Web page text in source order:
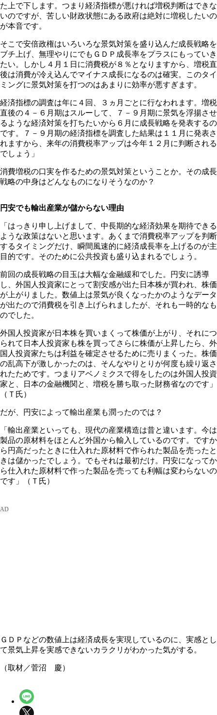
た上で下します。つまり経済指標が悪ければ増税判断はできな
いのですが、苦しい財政状態にある政府は絶対に増税したいの
が本音です。
そこで安倍政権はいろいろな景気対策を盛り込んだ成長戦略を
ブチ上げ、無理やりにでもＧＤＰ成長率をプラスにもっていき
たい。しかし４月１日に消費税が８％となりますから、増税直
後は消費が冷え込んでマイナス成長になるのは確実。このタイ
ミングに景気対策を打つのはあまりに効率が悪すぎます。
経済指標の調査は年に４回、３ヵ月ごとに行なわれます。増税
直後の４－６月期はスルーして、７－９月期に景気を浮揚させ
るような経済対策を打ちたいから６月に成長戦略を発表するの
です。７－９月期の経済指標を調査した結果は１１月に発表さ
れますから、来年の消費税率アップは今年１２月に判断される
でしょう」
消費増税の口実を作るための景気対策ということか。その成長
戦略の中身はどんなものになりそうなのか？
円安でも輸出産業が儲からない理由
「はっきり申し上げまして、中長期的な経済効果を期待できる
ような政策はないと思います。あくまで消費税率アップを判断
するタイミングだけ、瞬間風速的に経済成長率を上げるのが主
目的です。そのために公共投資も盛り込まれるでしょう。
前回の成長戦略の目玉は大幅な金融緩和でした。円安に誘導
し、外国人投資家にとって割安感が出た日本株が買われ、株価
が上がりました。数値上は景気が良くなったかのようなデータ
が出たので消費税を引き上げられましたが、それも一時的なも
のでした。
外国人投資家が日本株を買いまくって株価が上がり、それにつ
られて日本人投資家も株を買ってさらに株価が上昇したら、外
国人投資家たちは利益を確定させるために売りまくった。株価
の乱高下が激しかったのは、そんなやりとりが何度も繰り返さ
れたためです。つまりアベノミクスで得をしたのは外国人投資
家と、日本の金融機関と、増税を勝ち取った財務省なのです」
（Ｔ氏）
だが、円安によって輸出産業も潤ったのでは？
「輸出産業といっても、現代の産業構造は昔と違います。今は
製品の原材料をほとんど外国から輸入しているのです。ですか
ら円高だったときに仕入れた原材料で作られた製品を売ったと
きは儲かったでしょう。でもそれは最初だけ。円安になってか
ら仕入れた原材料で作った製品を売っても利幅は変わらないの
です」（Ｔ氏）
ＧＤＰなどの数値上は経済成長を実現しているのに、実感とし
て景気上昇を実感できないカラクリがわかった気がする。
（取材／菅沼 慶）